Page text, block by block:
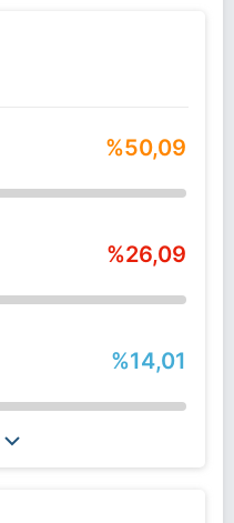
%50,09
%26,09
%14,01